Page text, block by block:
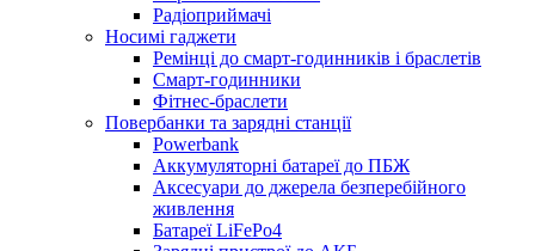
Радіоприймачі
Носимі гаджети
Ремінці до смарт-годинників і браслетів
Смарт-годинники
Фітнес-браслети
Повербанки та зарядні станції
Powerbank
Аккумуляторні батареї до ПБЖ
Аксесуари до джерела безперебійного
живлення
Батареї LiFePo4